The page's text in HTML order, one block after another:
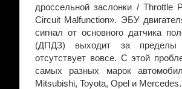
дроссельной заслонки / Throttle
Circuit Malfunction». ЭБУ
сигнал от основного датчика
(ДПДЗ) выходит за пределы
отсутствует вовсе. С этой
самых разных марок
Mitsubishi, Toyota, Opel и Mercedes.